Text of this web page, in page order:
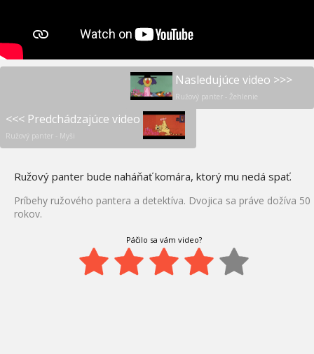
Nasledujúce video >>>
Ružový panter - Žehlenie
<<< Predchádzajúce video
Ružový panter - Myši
Ružový panter bude naháňať komára, ktorý mu nedá spať.
Príbehy ružového pantera a detektíva. Dvojica sa práve dožíva 50
rokov.
Páčilo sa vám video?